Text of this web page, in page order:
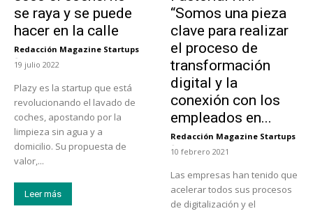
se raya y se puede
hacer en la calle
Redacción Magazine Startups
-
19 julio 2022
Plazy es la startup que está
revolucionando el lavado de
coches, apostando por la
limpieza sin agua y a
domicilio. Su propuesta de
valor,...
Leer más
“Somos una pieza
clave para realizar
el proceso de
transformación
digital y la
conexión con los
empleados en...
Redacción Magazine Startups
-
10 febrero 2021
Las empresas han tenido que
acelerar todos sus procesos
de digitalización y el